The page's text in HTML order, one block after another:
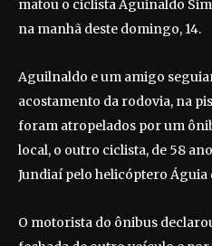
matou o ciclista Aguinaldo
na manhã deste domingo, 14.
Aguilnaldo e um amigo
acostamento da rodovia, na
foram atropelados por um
local, o outro ciclista, de 58
Jundiaí pelo helicóptero
O motorista do ônibus